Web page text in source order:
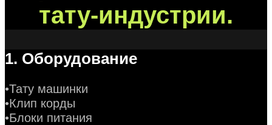
тату-индустрии.
1. Оборудование
•Тату машинки
•Клип корды
•Блоки питания